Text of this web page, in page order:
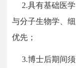
2.具有基础医
与分子生物学、
优先 ；
3.博士后期间